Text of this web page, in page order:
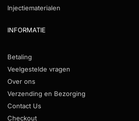
Injectiematerialen
INFORMATIE
Betaling
Veelgestelde vragen
Over ons
Verzending en Bezorging
Contact Us
Checkout